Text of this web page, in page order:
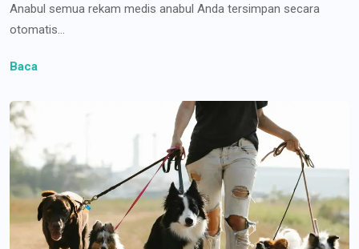
Anabul semua rekam medis anabul Anda tersimpan secara
otomatis...
Baca